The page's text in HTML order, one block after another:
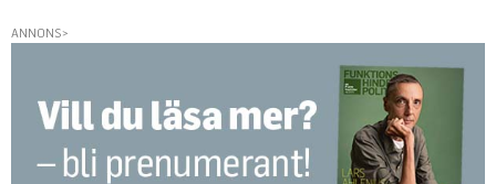
ANNONS>